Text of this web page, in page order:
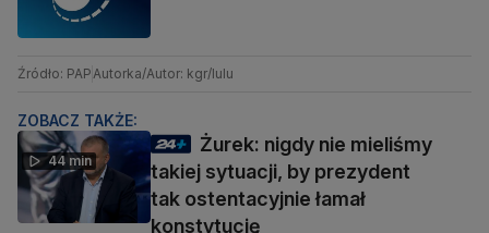
Źródło: PAPAutorka/Autor: kgr/lulu
ZOBACZ TAKŻE:
44 min
Żurek: nigdy nie mieliśmy
takiej sytuacji, by prezydent
tak ostentacyjnie łamał
konstytucję